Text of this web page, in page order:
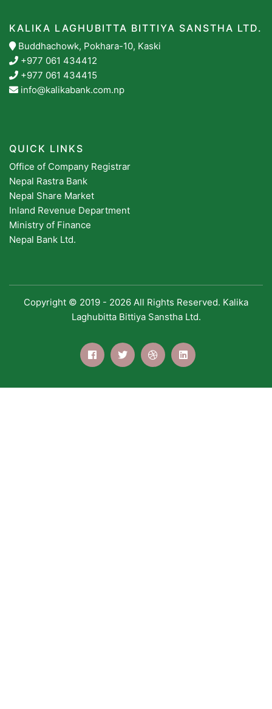
KALIKA LAGHUBITTA BITTIYA SANSTHA LTD.
Buddhachowk, Pokhara-10, Kaski
+977 061 434412
+977 061 434415
info@kalikabank.com.np
QUICK LINKS
Office of Company Registrar
Nepal Rastra Bank
Nepal Share Market
Inland Revenue Department
Ministry of Finance
Nepal Bank Ltd.
Copyright © 2019 - 2026 All Rights Reserved. Kalika
Laghubitta Bittiya Sanstha Ltd.